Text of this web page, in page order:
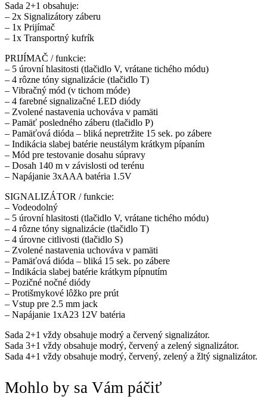
Sada 2+1 obsahuje:
– 2x Signalizátory záberu
– 1x Prijímač
– 1x Transportný kufrík
PRIJÍMAČ / funkcie:
– 5 úrovní hlasitosti (tlačidlo V, vrátane tichého módu)
– 4 rôzne tóny signalizácie (tlačidlo T)
– Vibračný mód (v tichom móde)
– 4 farebné signalizačné LED diódy
– Zvolené nastavenia uchováva v pamäti
– Pamäť posledného záberu (tlačidlo P)
– Pamäťová dióda – bliká nepretržite 15 sek. po zábere
– Indikácia slabej batérie neustálym krátkym pípaním
– Mód pre testovanie dosahu súpravy
– Dosah 140 m v závislosti od terénu
– Napájanie 3xAAA batéria 1.5V
SIGNALIZÁTOR / funkcie:
– Vodeodolný
– 5 úrovní hlasitosti (tlačidlo V, vrátane tichého módu)
– 4 rôzne tóny signalizácie (tlačidlo T)
– 4 úrovne citlivosti (tlačidlo S)
– Zvolené nastavenia uchováva v pamäti
– Pamäťová dióda – bliká 15 sek. po zábere
– Indikácia slabej batérie krátkym pípnutím
– Pozičné nočné diódy
– Protišmykové lôžko pre prút
– Vstup pre 2.5 mm jack
– Napájanie 1xA23 12V batéria
Sada 2+1 vždy obsahuje modrý a červený signalizátor.
Sada 3+1 vždy obsahuje modrý, červený a zelený signalizátor.
Sada 4+1 vždy obsahuje modrý, červený, zelený a žltý signalizátor.
Mohlo by sa Vám páčiť